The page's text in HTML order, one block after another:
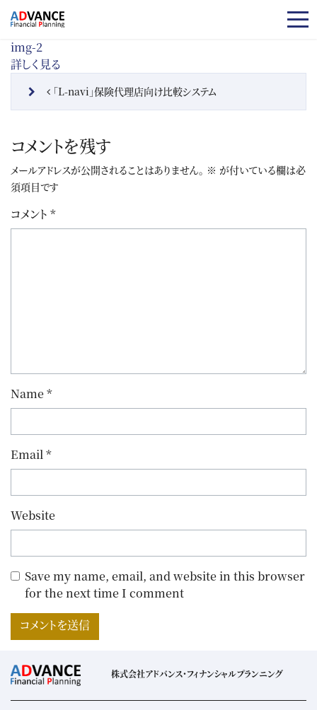
コンテンツへスキップ
img-2
詳しく見る
投稿ナビゲーション
「L-navi」保険代理店向け比較システム
コメントを残す
メールアドレスが公開されることはありません。 ※ が付いている欄は必
須項目です
コメント *
Name*
Email*
Website
Save my name, email, and website in this browser
for the next time I comment
株式会社アドバンス・フィナンシャルプランニング